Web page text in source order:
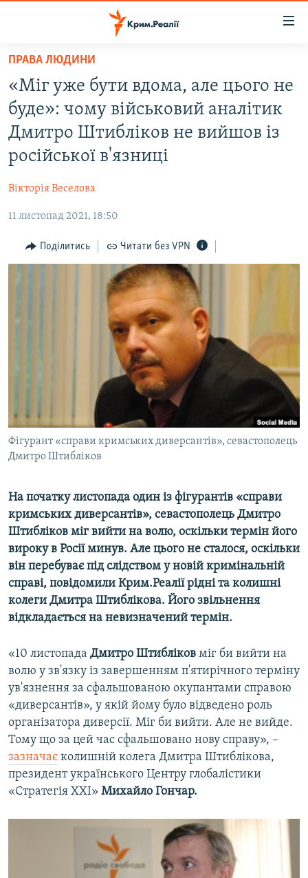
Перейти
основного
матеріалу
Перейти
до
основної
Перейти
до
ВОДА.КРИМ
ВІДЕО ТА ФОТО
ПОЛІТИКА
ПОГЛЯД
ІНТЕРВ'Ю
ВСЕ ЗА ДЕНЬ
ВІДЕОУРОКИ «ELIFBE»
УКРАЇНСЬКА ПРОБЛЕМА КРИМУ
ЯК ОБІЙТИ БЛОКУВАННЯ
Усі сайти RFE/RL
ПРАВА ЛЮДИНИ
«Міг уже бути вдома, але цього не
буде»: чому військовий аналітик
Дмитро Штибліков не вийшов із
російської в'язниці
Вікторія Веселова
11 листопад 2021, 18:50
Поділитись Читати без VPN
Фігурант «справи кримських диверсантів», севастополець
Дмитро Штибліков
На початку листопада один із фігурантів «справи
кримських диверсантів», севастополець Дмитро
Штибліков міг вийти на волю, оскільки термін його
вироку в Росії минув. Але цього не сталося, оскільки
він перебуває під слідством у новій кримінальній
справі, повідомили Крим.Реалії рідні та колишні
колеги Дмитра Штиблікова. Його звільнення
відкладається на невизначений термін.
«10 листопада Дмитро Штибліков міг би вийти на
волю у зв'язку із завершенням п'ятирічного терміну
ув'язнення за сфальшованою окупантами справою
«диверсантів», у якій йому було відведено роль
організатора диверсії. Міг би вийти. Але не вийде.
Тому що за цей час сфальшовано нову справу», –
зазначає колишній колега Дмитра Штиблікова,
президент українського Центру глобалістики
«Стратегія XXI» Михайло Гончар.